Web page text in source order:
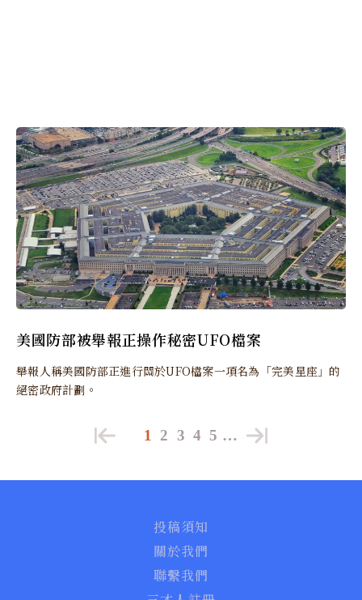
美國防部被舉報正操作秘密UFO檔案
舉報人稱美國防部正進行關於UFO檔案一項名為「完美星座」的
絕密政府計劃。
1 2 3 4 5 …
投稿須知
關於我們
聯繫我們